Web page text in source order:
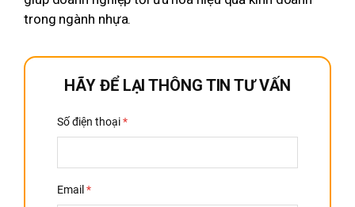
trong ngành nhựa.
HÃY ĐỂ LẠI THÔNG TIN TƯ VẤN